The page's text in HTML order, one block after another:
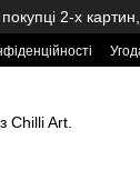
2-х
Chilli Art.